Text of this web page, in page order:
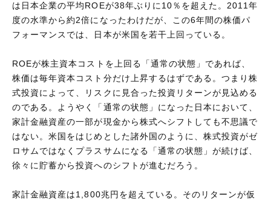
は日本企業の平均ROEが38年ぶりに10％を超えた。2011年
度の水準から約2倍になったわけだが、この6年間の株価パ
フォーマンスでは、日本が米国を若干上回っている。
ROEが株主資本コストを上回る「通常の状態」であれば、
株価は毎年資本コスト分だけ上昇するはずである。つまり株
式投資によって、リスクに見合った投資リターンが見込める
のである。ようやく「通常の状態」になった日本において、
家計金融資産の一部が現金から株式へシフトしても不思議で
はない。米国をはじめとした諸外国のように、株式投資がゼ
ロサムではなくプラスサムになる「通常の状態」が続けば、
徐々に貯蓄から投資へのシフトが進むだろう。
家計金融資産は1,800兆円を超えている。そのリターンが仮